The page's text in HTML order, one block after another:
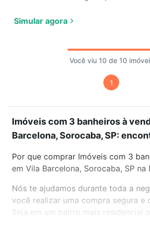
Simular agora
Você viu 10 de 10
1
Imóveis com 3 banheiros à
Barcelona, Sorocaba, SP:
Por que comprar Imóveis com 3
em Vila Barcelona, Sorocaba, SP na
Nós te ajudamos durante toda a
você realizar uma compra segura e
Seja em um bairro mais residencial